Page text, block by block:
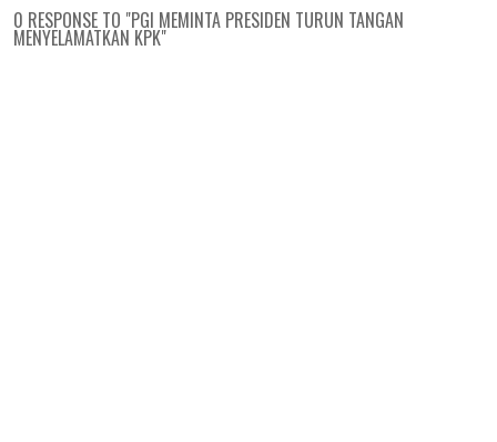
0 RESPONSE TO "PGI MEMINTA PRESIDEN TURUN TANGAN
MENYELAMATKAN KPK"